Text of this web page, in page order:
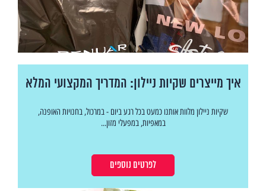
איך מייצרים שקיות ניילון: המדריך המקצועי המלא
שקיות ניילון מלוות אותנו כמעט בכל רגע ביום - במרכול, בחנויות האופנה,
במאפיות, במפעלי מזון...
לפרטים נוספים